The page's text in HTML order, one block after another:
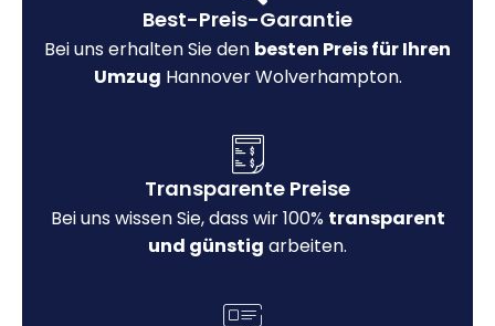
Best-Preis-Garantie
Bei uns erhalten Sie den besten Preis für Ihren
Umzug Hannover Wolverhampton.
Transparente Preise
Bei uns wissen Sie, dass wir 100% transparent
und günstig arbeiten.